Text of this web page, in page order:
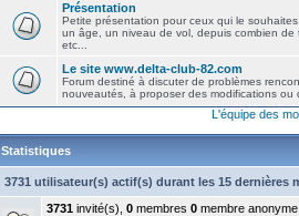
Présentation
Petite présentation pour ceux qui le
un âge, un niveau de vol, depuis combien de
etc...
Le site www.delta-club-82.com
Forum destiné à discuter de problèmes
nouveautés, à proposer des modifications ou
L'équipe des
Statistiques
3731 utilisateur(s) actif(s) durant les 15 dernières
3731 invité(s), 0 membres 0 membre anonyme